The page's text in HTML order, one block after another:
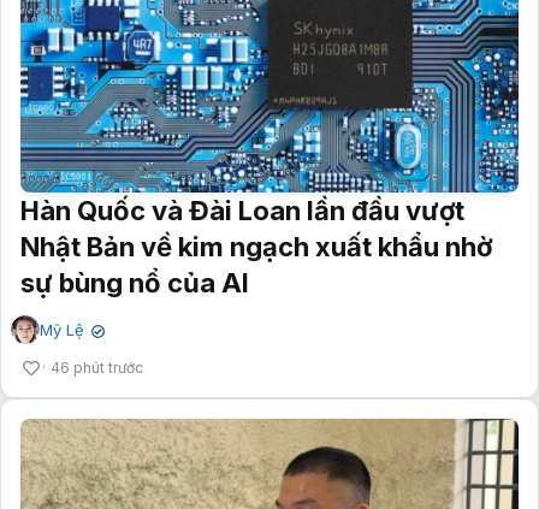
Hàn Quốc và Đài Loan lần đầu vượt
Nhật Bản về kim ngạch xuất khẩu nhờ
sự bùng nổ của AI
Mỹ Lệ ✔
46 phút trước